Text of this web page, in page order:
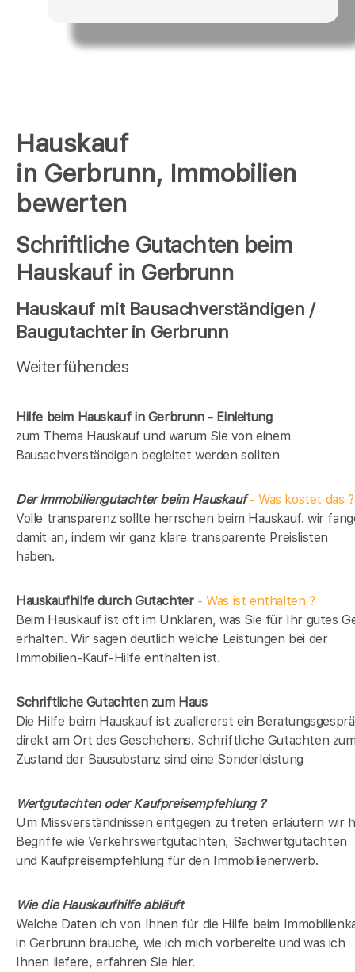
Hauskauf
in Gerbrunn, Immobilien
bewerten
Schriftliche Gutachten beim
Hauskauf in Gerbrunn
Hauskauf mit Bausachverständigen /
Baugutachter in Gerbrunn
Weiterfühendes
Hilfe beim Hauskauf in Gerbrunn - Einleitung
zum Thema Hauskauf und warum Sie von einem
Bausachverständigen begleitet werden sollten
Der Immobiliengutachter beim Hauskauf- Was kostet das ?
Volle transparenz sollte herrschen beim Hauskauf. wir
damit an, indem wir ganz klare transparente Preislisten
haben.
Hauskaufhilfe durch Gutachter- Was ist enthalten ?
Beim Hauskauf ist oft im Unklaren, was Sie für Ihr gutes
erhalten. Wir sagen deutlich welche Leistungen bei der
Immobilien-Kauf-Hilfe enthalten ist.
Schriftliche Gutachten zum Haus
Die Hilfe beim Hauskauf ist zuallererst ein
direkt am Ort des Geschehens. Schriftliche Gutachten
Zustand der Bausubstanz sind eine Sonderleistung
Wertgutachten oder Kaufpreisempfehlung ?
Um Missverständnissen entgegen zu treten erläutern wir
Begriffe wie Verkehrswertgutachten, Sachwertgutachten
und Kaufpreisempfehlung für den Immobilienerwerb.
Wie die Hauskaufhilfe abläuft
Welche Daten ich von Ihnen für die Hilfe beim
in Gerbrunn brauche, wie ich mich vorbereite und was ich
Ihnen liefere, erfahren Sie hier.